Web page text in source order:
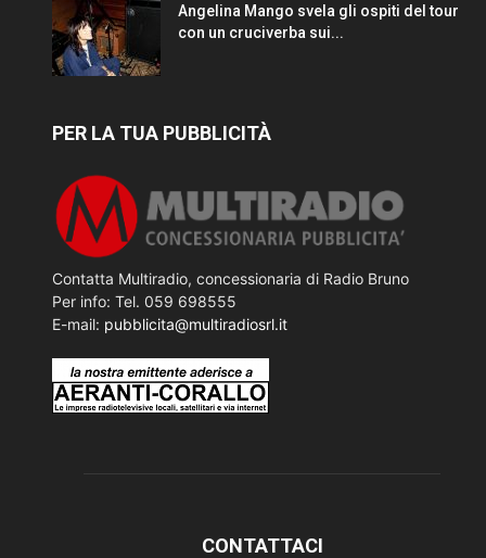
Angelina Mango svela gli ospiti del tour
con un cruciverba sui...
PER LA TUA PUBBLICITÀ
Contatta Multiradio, concessionaria di Radio Bruno
Per info: Tel. 059 698555
E-mail: pubblicita@multiradiosrl.it
CONTATTACI